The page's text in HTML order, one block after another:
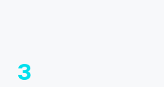
3